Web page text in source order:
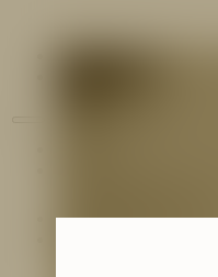
Preguntas frecuentes